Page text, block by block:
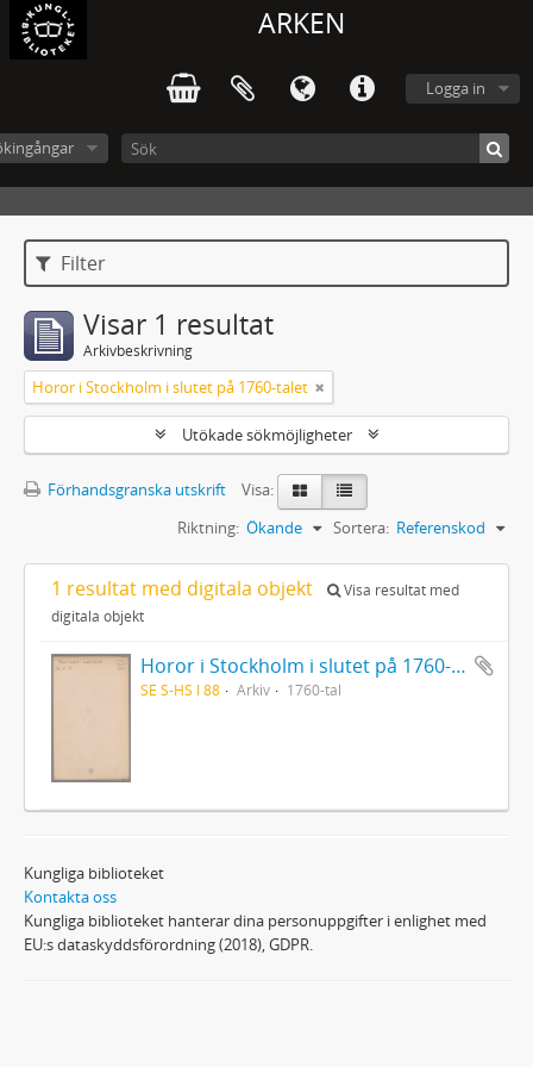
ARKEN
Logga in
Filter
Visar 1 resultat
Arkivbeskrivning
Horor i Stockholm i slutet på 1760-talet
Utökade sökmöjligheter
Förhandsgranska utskrift
Visa:
Sortera: Referenskod
Riktning: Ökande
1 resultat med digitala objekt
Visa resultat med
digitala objekt
Horor i Stockholm i slutet på 1760-talet
SE S-HS I 88 Arkiv 1760-tal
Kungliga biblioteket
Kontakta oss
Kungliga biblioteket hanterar dina personuppgifter i enlighet med
EU:s dataskyddsförordning (2018), GDPR.